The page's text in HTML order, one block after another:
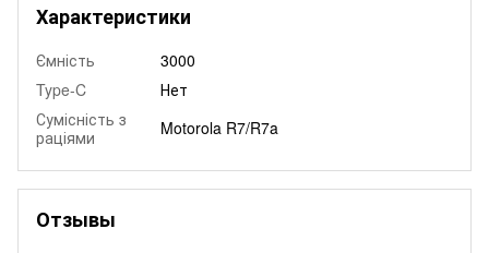
Характеристики
Ємність
3000
Type-C
Нет
Сумісність з
раціями
Motorola R7/R7a
Отзывы